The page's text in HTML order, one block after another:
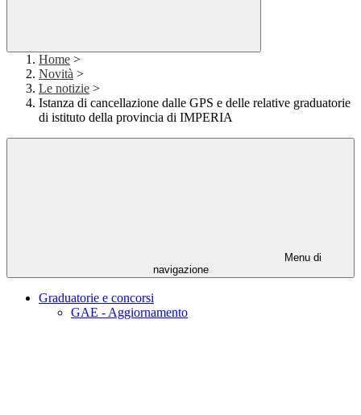
Home >
Novità >
Le notizie >
Istanza di cancellazione dalle GPS e delle relative graduatorie
di istituto della provincia di IMPERIA
Menu di
navigazione
Graduatorie e concorsi
GAE - Aggiornamento